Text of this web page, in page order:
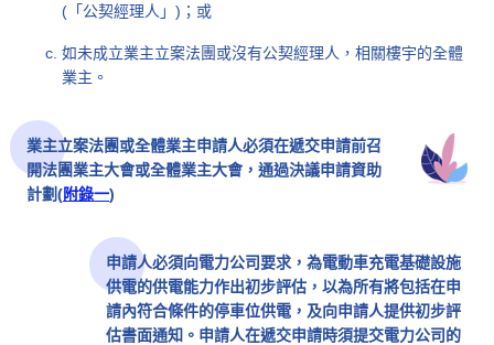
(「公契經理人」)；或
如未成立業主立案法團或沒有公契經理人，相關樓宇的全體
業主。
業主立案法團或全體業主申請人必須在遞交申請前召
開法團業主大會或全體業主大會，通過決議申請資助
計劃(附錄一)
申請人必須向電力公司要求，為電動車充電基礎設施
供電的供電能力作出初步評估，以為所有將包括在申
請內符合條件的停車位供電，及向申請人提供初步評
估書面通知。申請人在遞交申請時須提交電力公司的